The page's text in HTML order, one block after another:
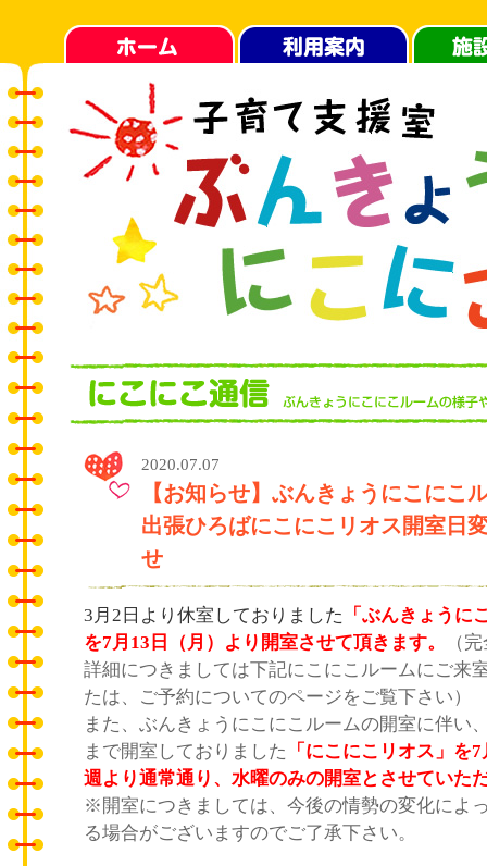
2020.07.07
【お知らせ】ぶんきょうにこにこ
出張ひろばにこにこリオス開室日
せ
3月2日より休室しておりました
「ぶんきょうに
を7月13日（月）より開室させて頂きます。
（
詳細につきましては下記にこにこルームにご来
たは、ご予約についてのページをご覧下さい）
また、ぶんきょうにこにこルームの開室に伴い
まで開室しておりました
「にこにこリオス」を
週より通常通り、水曜のみの開室とさせていた
※開室につきましては、 今後の情勢の変化によ
る場合がございますのでご了承下さい。